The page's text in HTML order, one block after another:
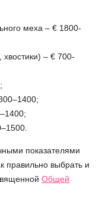
меха – € 1800-
хвостики) – € 700-
показателями
правильно выбрать и
Общей